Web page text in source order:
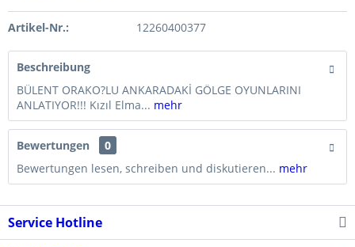
Artikel-Nr.: 12260400377
Beschreibung
BÜLENT ORAKO?LU ANKARADAKİ GÖLGE OYUNLARINI
ANLATIYOR!!! Kızıl Elma... mehr
Bewertungen
0
Bewertungen lesen, schreiben und diskutieren... mehr
Service Hotline